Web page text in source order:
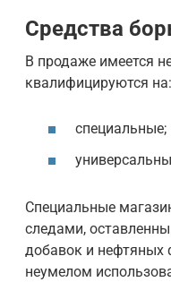
Средства
В продаже имеется
квалифицируются на:
специальные;
Специальные
следами,
добавок и нефтяных
неумелом